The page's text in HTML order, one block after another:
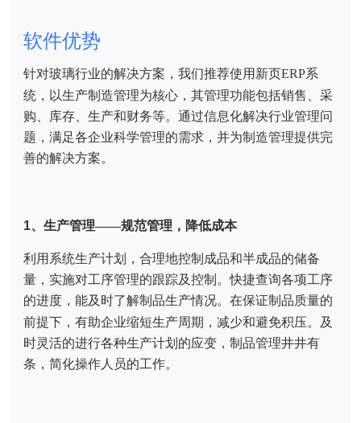
软件优势
针对玻璃行业的解决方案，我们推荐使用新页ERP系
统，以生产制造管理为核心，其管理功能包括销售、采
购、库存、生产和财务等。通过信息化解决行业管理问
题，满足各企业科学管理的需求，并为制造管理提供完
善的解决方案。
1、生产管理——规范管理，降低成本
利用系统生产计划，合理地控制成品和半成品的储备
量，实施对工序管理的跟踪及控制。快捷查询各项工序
的进度，能及时了解制品生产情况。在保证制品质量的
前提下，有助企业缩短生产周期，减少和避免积压。及
时灵活的进行各种生产计划的应变，制品管理井井有
条，简化操作人员的工作。